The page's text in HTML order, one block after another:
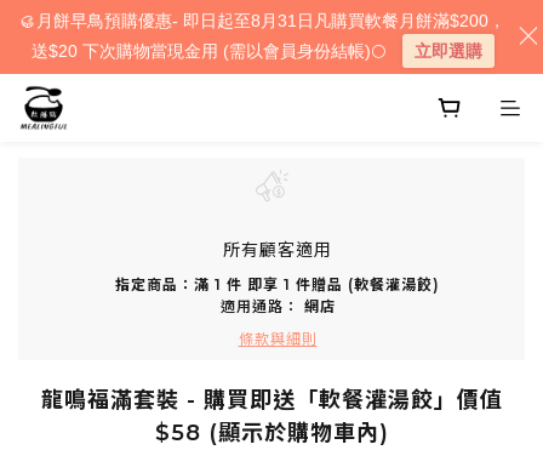
所有顧客適用
指定商品：滿 1 件 即享 1 件贈品 (軟餐灌湯餃)
適用通路： 網店
條款與細則
龍鳴福滿套裝 - 購買即送「軟餐灌湯餃」價值
$58 (顯示於購物車內)
🥮月餅早鳥預購優惠- 即日起至8月31日凡購買軟餐月餅滿$200，
送$20 下次購物當現金用 (需以會員身份結帳)🌕
立即選購